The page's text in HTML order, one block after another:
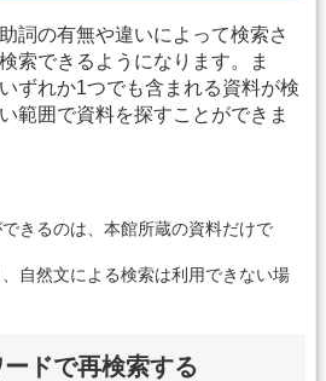
詞の有無や違いによって検索さ
索できるようになります。ま
ずれか1つでも含まれる資料が検
範囲で資料を探すことができま
きるのは、本館所蔵の資料だけで
自然文による検索は利用できない場
ドで再検索する